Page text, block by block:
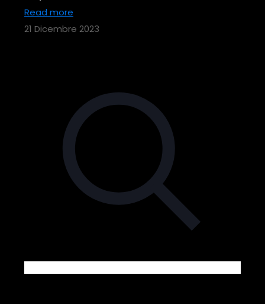
Read more
21 Dicembre 2023